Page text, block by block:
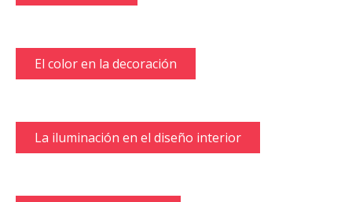
El color en la decoración
La iluminación en el diseño interior